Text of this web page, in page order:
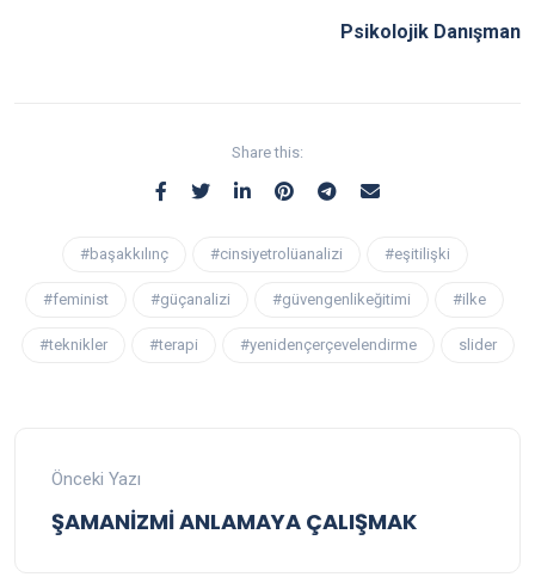
Psikolojik Danışman
Share this:
#başakkılınç #cinsiyetrolüanalizi #eşitilişki
#feminist #güçanalizi #güvengenlikeğitimi #ilke
#teknikler #terapi #yenidençerçevelendirme slider
Önceki Yazı
ŞAMANİZMİ ANLAMAYA ÇALIŞMAK